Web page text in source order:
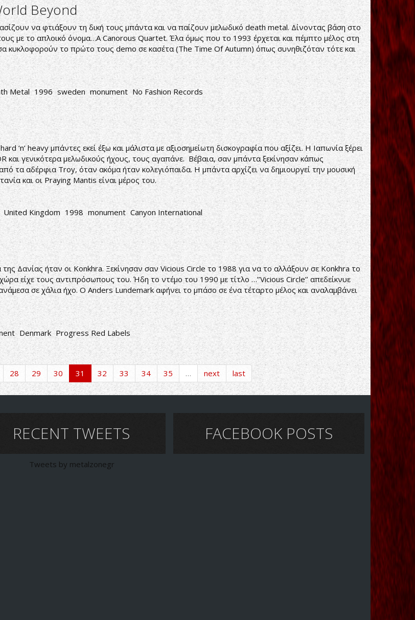
Beyond
να φτιάξουν τη δική τους μπάντα και να παίζουν μελωδικό death metal. Δίνοντας βάση στο
με το απλοικό όνομα…A Canorous Quartet. Έλα όμως που το 1993 έρχεται και πέμπτο μέλος στη
κυκλοφορούν το πρώτο τους demo σε κασέτα (The Time Of Autumn) όπως συνηθιζόταν τότε και
Metal 1996 sweden monument No Fashion Records
‘n’ heavy μπάντες εκεί έξω και μάλιστα με αξιοσημείωτη δισκογραφία που αξίζει. Η Ιαπωνία ξέρει
και γενικότερα μελωδικούς ήχους, τους αγαπάνε. Βέβαια, σαν μπάντα ξεκίνησαν κάπως
τα αδέρφια Troy, όταν ακόμα ήταν κολεγιόπαιδα. Η μπάντα αρχίζει να δημιουργεί την μουσική
και οι Praying Mantis είναι μέρος του.
United Kingdom 1998 monument Canyon International
Δανίας ήταν οι Konkhra. Ξεκίνησαν σαν Vicious Circle το 1988 για να το αλλάξουν σε Konkhra το
είχε τους αντιπρόσωπους του. Ήδη το ντέμο του 1990 με τίτλο …’’Vicious Circle’’ απεδείκνυε
σε χάλια ήχο. Ο Anders Lundemark αφήνει το μπάσο σε ένα τέταρτο μέλος και αναλαμβάνει
Denmark Progress Red Labels
28 29 30 31 32 33 34 35 … next last
RECENT TWEETS
Tweets by metalzonegr
FACEBOOK POSTS